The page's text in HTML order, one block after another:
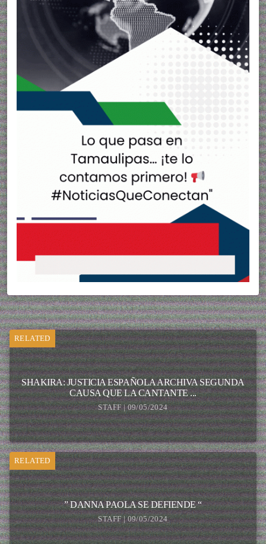
RELATED
SHAKIRA: JUSTICIA ESPAÑOLA ARCHIVA SEGUNDA
CAUSA QUE LA CANTANTE ...
STAFF | 09/05/2024
RELATED
” DANNA PAOLA SE DEFIENDE “
STAFF | 09/05/2024